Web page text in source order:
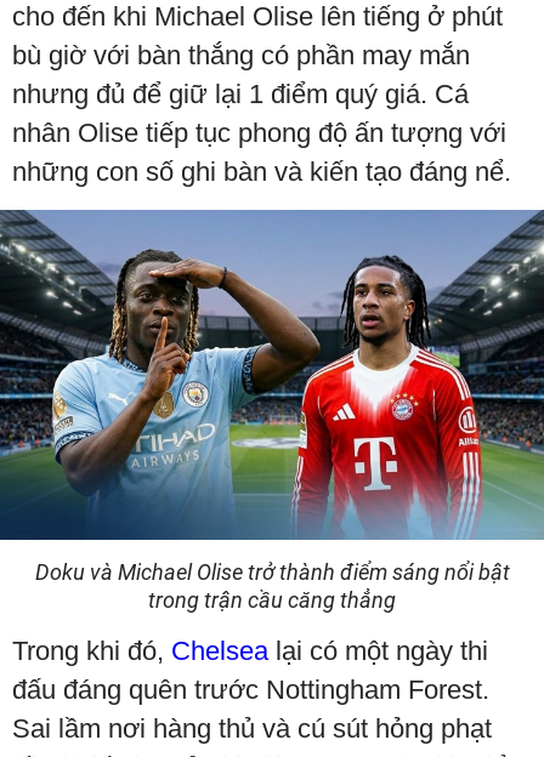
cho đến khi Michael Olise lên tiếng ở phút
bù giờ với bàn thắng có phần may mắn
nhưng đủ để giữ lại 1 điểm quý giá. Cá
nhân Olise tiếp tục phong độ ấn tượng với
những con số ghi bàn và kiến tạo đáng nể.
Doku và Michael Olise trở thành điểm sáng nổi bật
trong trận cầu căng thẳng
Trong khi đó, Chelsealại có một ngày thi
đấu đáng quên trước Nottingham Forest.
Sai lầm nơi hàng thủ và cú sút hỏng phạt